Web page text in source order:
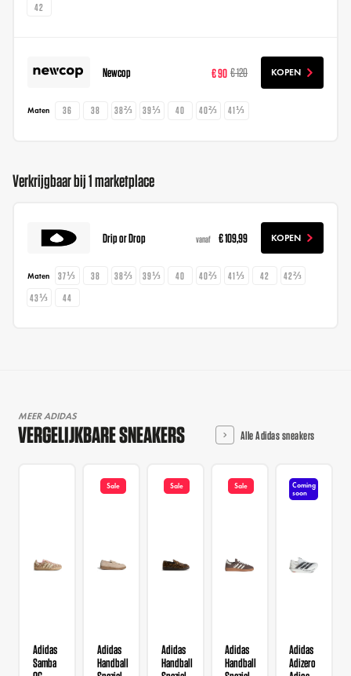
42
Newcop € 90 € 120 KOPEN
Maten 36 38 38⅔ 39⅓ 40 40⅔ 41⅓
Verkrijgbaar bij 1 marketplace
Drip or Drop vanaf € 109,99 KOPEN
Maten 37⅓ 38 38⅔ 39⅓ 40 40⅔ 41⅓ 42
42⅔
43⅓
44
MEER ADIDAS
VERGELIJKBARE SNEAKERS Alle Adidas sneakers
Adidas
Samba
Sale
Adidas
Handball
Sale
Adidas
Handball
Sale
Adidas
Handball
Coming
soon
Adidas
Adizero